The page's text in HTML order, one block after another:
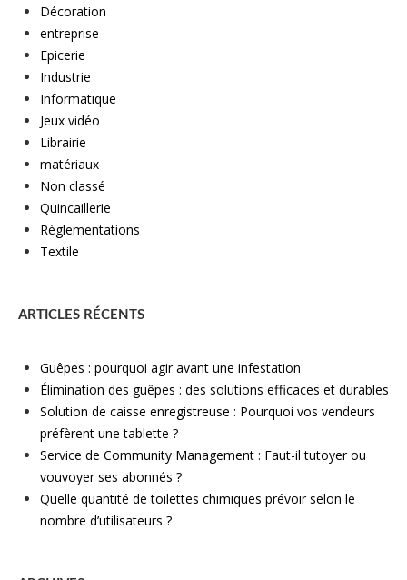
Décoration
entreprise
Epicerie
Industrie
Informatique
Jeux vidéo
Librairie
matériaux
Non classé
Quincaillerie
Règlementations
Textile
ARTICLES RÉCENTS
Guêpes : pourquoi agir avant une infestation
Élimination des guêpes : des solutions efficaces et durables
Solution de caisse enregistreuse : Pourquoi vos vendeurs
préfèrent une tablette ?
Service de Community Management : Faut-il tutoyer ou
vouvoyer ses abonnés ?
Quelle quantité de toilettes chimiques prévoir selon le
nombre d’utilisateurs ?